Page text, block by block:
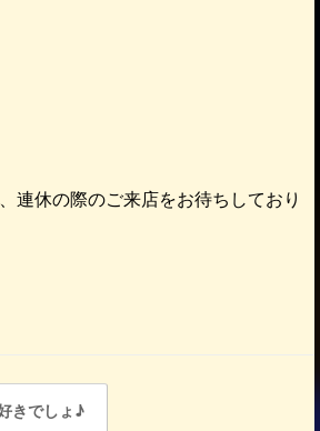
連休の際のご来店をお待ちしており
きでしょ♪